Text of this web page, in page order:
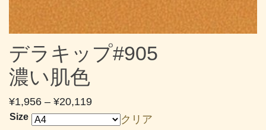
デラキップ#905
濃い肌色
¥1,956 – ¥20,119価
格
Size
クリア